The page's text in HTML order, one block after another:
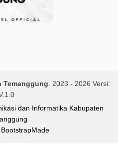
Temanggung. 2023 - 2026 Versi:
dan Informatika Kabupaten
BootstrapMade